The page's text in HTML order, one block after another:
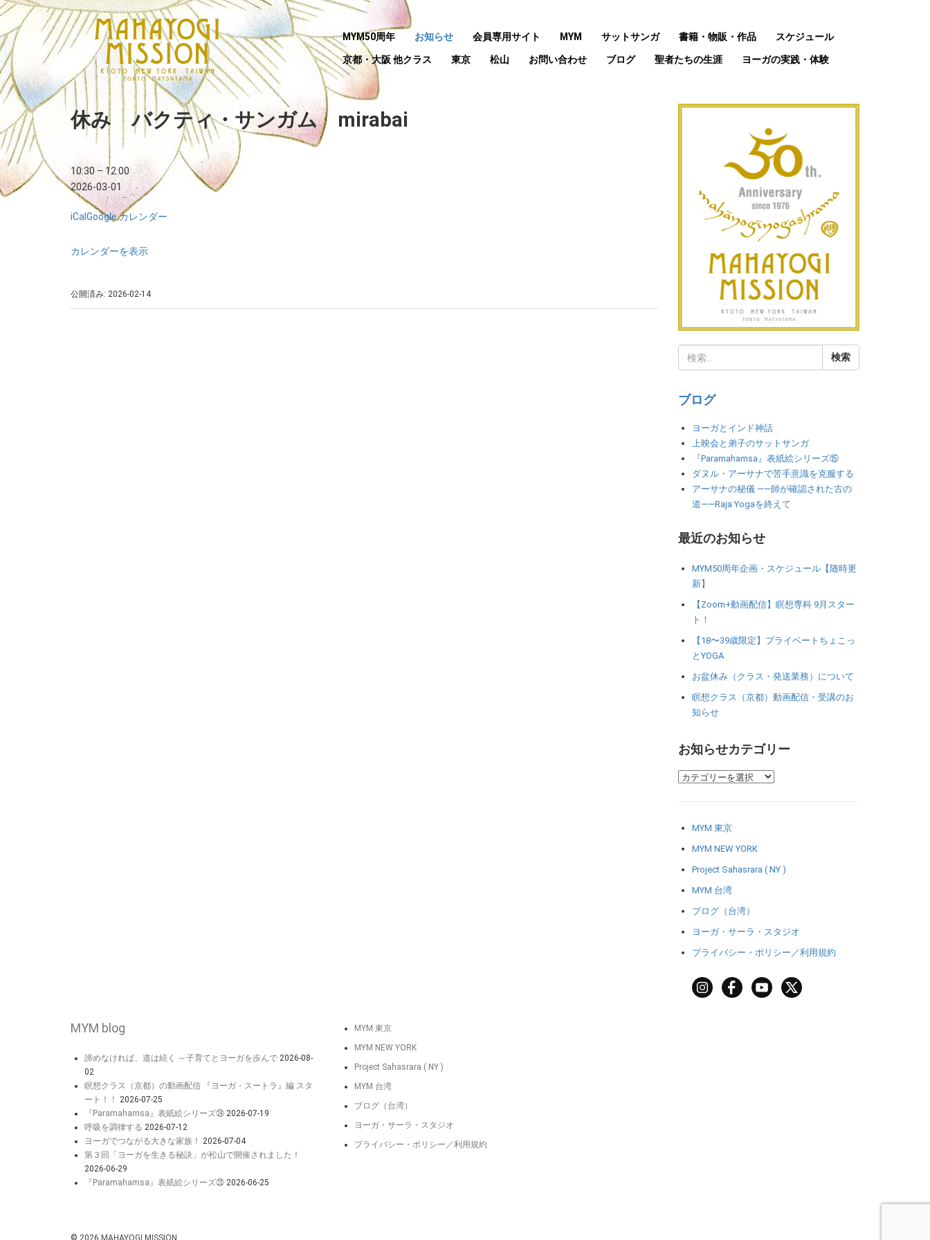
MYM50周年 お知らせ 会員専用サイト MYM サットサンガ 書籍・物販・作品 スケジュール
京都・大阪 他クラス 東京 松山 お問い合わせ ブログ 聖者たちの生涯 ヨーガの実践・体験
休み バクティ・サンガム mirabai
10:30 – 12:00
2026-03-01
iCal Google カレンダー
カレンダーを表示
公開済み: 2026-02-14
ブログ
ヨーガとインド神話
上映会と弟子のサットサンガ
『Paramahamsa』表紙絵シリーズ⑮
ダヌル・アーサナで苦手意識を克服する
アーサナの秘儀 ――師が確認された古の
道――Raja Yogaを終えて
最近のお知らせ
MYM50周年企画・スケジュール【随時更
新】
【Zoom+動画配信】瞑想専科 9月スター
ト！
【18〜39歳限定】プライベートちょこっ
とYOGA
お盆休み（クラス・発送業務）について
瞑想クラス（京都）動画配信・受講のお
知らせ
お知らせカテゴリー
MYM 東京
MYM NEW YORK
Project Sahasrara ( NY )
MYM 台湾
ブログ（台湾）
ヨーガ・サーラ・スタジオ
プライバシー・ポリシー／利用規約
MYM blog
諦めなければ、道は続く ～子育てとヨーガを歩んで 2026-08-
02
瞑想クラス（京都）の動画配信 『ヨーガ・スートラ』編 スタ
ート！！
2026-07-25
『Paramahamsa』表紙絵シリーズ㉔ 2026-07-19
呼吸を調律する 2026-07-12
ヨーガでつながる大きな家族！
2026-07-04
第３回「ヨーガを生きる秘訣」が松山で開催されました！
2026-06-29
『Paramahamsa』表紙絵シリーズ㉓ 2026-06-25
MYM 東京
MYM NEW YORK
Project Sahasrara ( NY )
MYM 台湾
ブログ（台湾）
ヨーガ・サーラ・スタジオ
プライバシー・ポリシー／利用規約
© 2026 MAHAYOGI MISSION